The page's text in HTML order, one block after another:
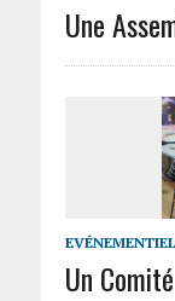
Une
EVÉNEMENTIEL
Un